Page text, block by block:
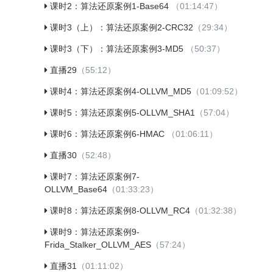
课时2：算法还原案例1-Base64 （01:14:47）
课时3（上）：算法还原案例2-CRC32 （29:34）
课时3（下）：算法还原案例3-MD5 （50:37）
直播29 （55:12）
课时4：算法还原案例4-OLLVM_MD5 （01:09:52）
课时5：算法还原案例5-OLLVM_SHA1 （57:04）
课时6：算法还原案例6-HMAC （01:06:11）
直播30 （52:48）
课时7：算法还原案例7-
OLLVM_Base64 （01:33:23）
课时8：算法还原案例8-OLLVM_RC4 （01:32:38）
课时9：算法还原案例9-
Frida_Stalker_OLLVM_AES （57:24）
直播31 （01:11:02）